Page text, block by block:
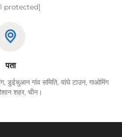
protected]
पता
डुईचुआन गांव समिति, यांघे टाउन, गाओमिंग
शहर, चीन।